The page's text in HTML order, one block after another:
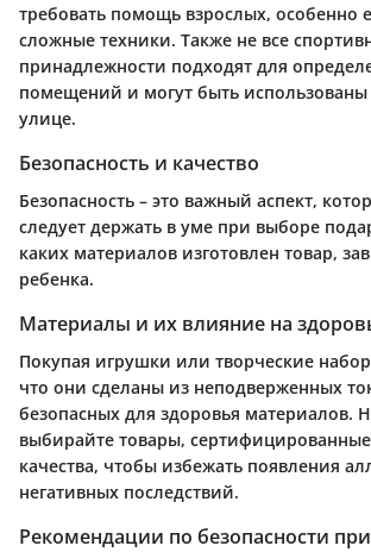
требовать помощь взрослых, особенно
сложные техники. Также не все
принадлежности подходят для
помещений и могут быть использованы
улице.
Безопасность и качество
Безопасность – это важный аспект,
следует держать в уме при выборе
каких материалов изготовлен товар,
ребенка.
Материалы и их влияние на
Покупая игрушки или творческие
что они сделаны из неподверженных
безопасных для здоровья материалов.
выбирайте товары,
качества, чтобы избежать появления
негативных последствий.
Рекомендации по безопасности при